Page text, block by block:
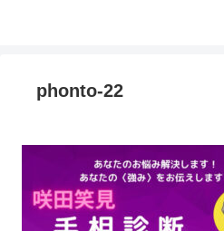
phonto-22